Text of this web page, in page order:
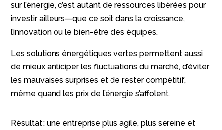
sur l’énergie, c’est autant de ressources libérées pour
investir ailleurs—que ce soit dans la croissance,
l’innovation ou le bien-être des équipes.
Les solutions énergétiques vertes permettent aussi
de mieux anticiper les fluctuations du marché, d’éviter
les mauvaises surprises et de rester compétitif,
même quand les prix de l’énergie s’affolent.
Résultat : une entreprise plus agile, plus sereine et